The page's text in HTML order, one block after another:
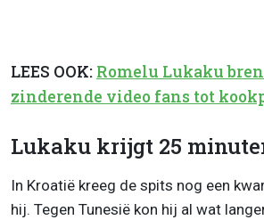
LEES OOK: Romelu Lukaku
zinderende video fans tot
Lukaku krijgt 25
In Kroatië kreeg de spits nog een
hij. Tegen Tunesië kon hij al wat